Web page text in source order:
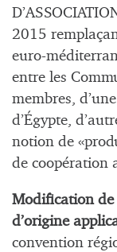
2015
euro-
entre les
membres,
d’Égypte,
notion de
de coopération
Modification de
d’origine
convention